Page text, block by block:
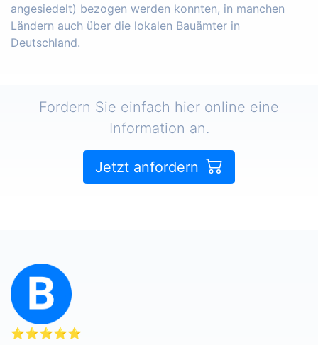
angesiedelt) bezogen werden konnten, in manchen
Ländern auch über die lokalen Bauämter in
Deutschland.
Fordern Sie einfach hier online eine
Information an.
Jetzt anfordern
⭐⭐⭐⭐⭐